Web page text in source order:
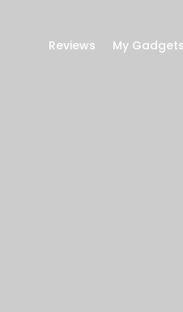
Reviews My Gadgets